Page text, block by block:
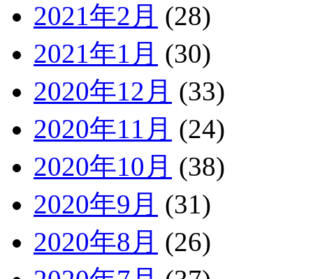
2021年2月 (28)
2021年1月 (30)
2020年12月 (33)
2020年11月 (24)
2020年10月 (38)
2020年9月 (31)
2020年8月 (26)